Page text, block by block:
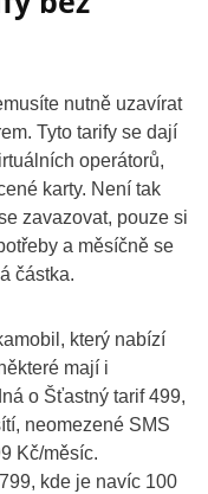
nutně uzavírat
Tyto tarify se dají
operátorů,
karty. Není tak
zavazovat, pouze si
a měsíčně se
částka.
který nabízí
mají i
o Šťastný tarif 499,
neomezené SMS
Kč/měsíc.
kde je navíc 100